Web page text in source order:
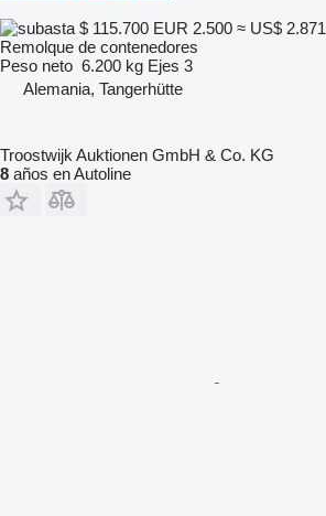
$ 115.700 EUR 2.500 ≈ US$ 2.871
Remolque de contenedores
Peso neto 6.200 kg Ejes 3
Alemania, Tangerhütte
Troostwijk Auktionen GmbH & Co. KG
8 años en Autoline